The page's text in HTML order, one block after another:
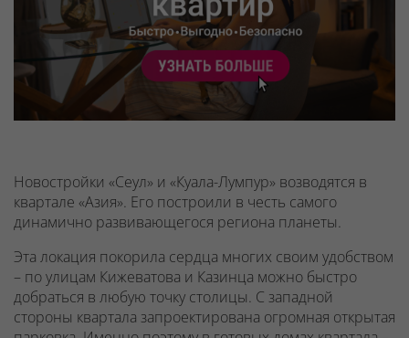
Новостройки «Сеул» и «Куала-Лумпур» возводятся в
квартале «Азия». Его построили в честь самого
динамично развивающегося региона планеты.
Эта локация покорила сердца многих своим удобством
– по улицам Кижеватова и Казинца можно быстро
добраться в любую точку столицы. С западной
стороны квартала запроектирована огромная открытая